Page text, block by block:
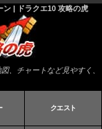
| ドラクエ10 攻略の虎
、チャートなど見やすく、
クエスト